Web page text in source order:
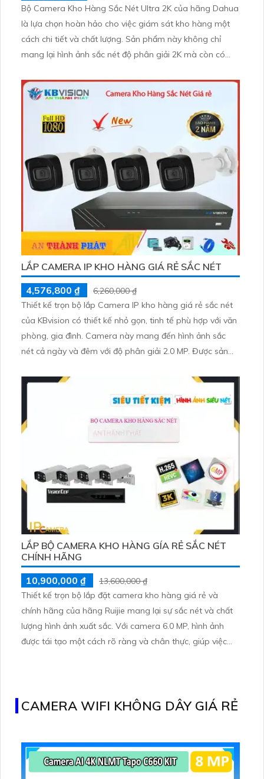
Bộ Camera Kho Hàng Sắc Nét Ultra 2K của hãng Dahua
là lựa chọn hoàn hảo cho việc giám sát kho hàng một
cách chi tiết và chất lượng. Sản phẩm này không chỉ
mang lại hình ảnh sắc nét độ phân giải 2K mà còn có
này là thiết kế mỹ thuật, tích hợp nhiều công nghệ hiện
đại
LẮP CAMERA IP KHO HÀNG GIÁ RẺ SẮC NÉT
4,576,800 ₫
6,260,000 ₫
Thiết kế trọn bộ lắp Camera IP kho hàng giá rẻ sắc nét
của KBvision có thiết kế nhỏ gọn, tinh tế phù hợp với văn
phòng, gia đình. Camera này mang đến hình ảnh sắc
nét cả ngày và đêm với độ phân giải 2.0 MP. Được sản
và sử dụng, cho phép người dùng xem hình trực tiếp trên
LẮP BỘ CAMERA KHO HÀNG GÍA RẺ SẮC NÉT
CHÍNH HÃNG
10,900,000 ₫
13,600,000 ₫
Thiết kế trọn bộ lắp đặt camera kho hàng giá rẻ và
chính hãng của hãng Ruijie mang lại sự sắc nét và chất
lượng hình ảnh xuất sắc. Với camera 6.0 MP, hình ảnh
được tái tạo một cách rõ ràng và chân thực, giúp việc
CAMERA WIFI KHÔNG DÂY GIÁ RẺ